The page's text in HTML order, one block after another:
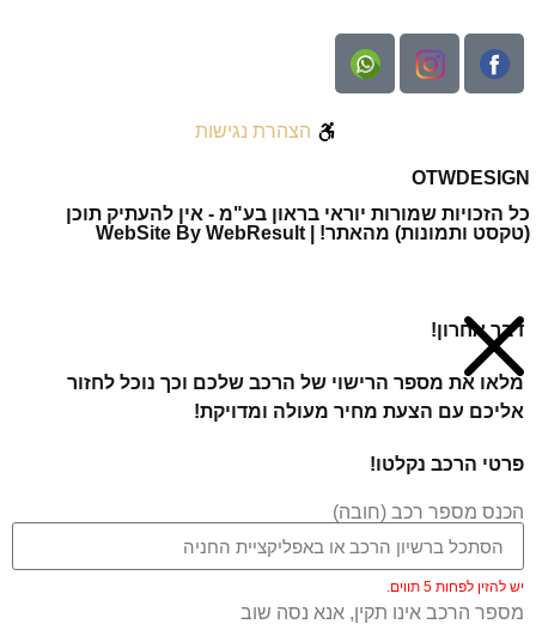
הצהרת נגישות
OTWDESIGN
כל הזכויות שמורות יוראי בראון בע"מ - אין להעתיק תוכן
(טקסט ותמונות) מהאתר! | WebSite By WebResult
דבר אחרון!
מלאו את מספר הרישוי של הרכב שלכם וכך נוכל לחזור
אליכם עם הצעת מחיר מעולה ומדויקת!
פרטי הרכב נקלטו!
הכנס מספר רכב (חובה)
יש להזין לפחות 5 תווים.
מספר הרכב אינו תקין, אנא נסה שוב